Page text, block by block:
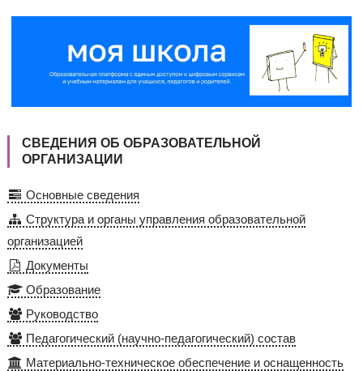
СВЕДЕНИЯ ОБ ОБРАЗОВАТЕЛЬНОЙ
ОРГАНИЗАЦИИ
Основные сведения
Структура и органы управления образовательной
организацией
Документы
Образование
Руководство
Педагогический (научно-педагогический) состав
Материально-техническое обеспечение и оснащенность